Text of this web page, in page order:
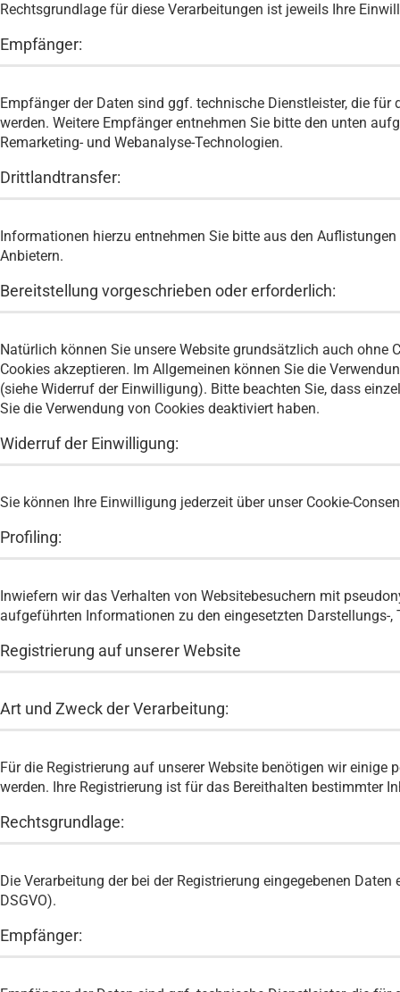
Rechtsgrundlage für diese Verarbeitungen ist jeweils Ihre
Empfänger:
Empfänger der Daten sind ggf. technische Dienstleister, die
werden. Weitere Empfänger entnehmen Sie bitte den unten
Remarketing- und Webanalyse-Technologien.
Drittlandtransfer:
Informationen hierzu entnehmen Sie bitte aus den
Anbietern.
Bereitstellung vorgeschrieben oder erforderlich:
Natürlich können Sie unsere Website grundsätzlich auch
Cookies akzeptieren. Im Allgemeinen können Sie die
(siehe Widerruf der Einwilligung). Bitte beachten Sie, dass
Sie die Verwendung von Cookies deaktiviert haben.
Widerruf der Einwilligung:
Sie können Ihre Einwilligung jederzeit über unser Cookie-
Profiling:
Inwiefern wir das Verhalten von Websitebesuchern mit
aufgeführten Informationen zu den eingesetzten Darstellungs-
Registrierung auf unserer Website
Art und Zweck der Verarbeitung:
Für die Registrierung auf unserer Website benötigen wir einige
werden. Ihre Registrierung ist für das Bereithalten bestimmter
Rechtsgrundlage:
Die Verarbeitung der bei der Registrierung eingegebenen
DSGVO).
Empfänger: